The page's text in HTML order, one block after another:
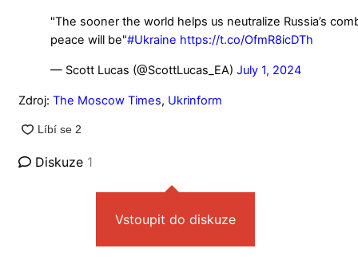
"The sooner the world helps us neutralize Russia’s
peace will be"#Ukraine https://t.co/OfmR8icDTh
— Scott Lucas (@ScottLucas_EA) July 1, 2024
Zdroj: The Moscow Times, Ukrinform
Diskuze 1
Vstoupit do diskuze